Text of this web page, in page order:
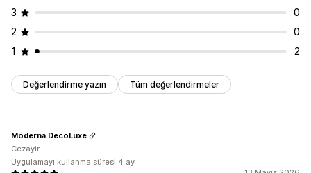
3
0
2
0
1
2
Değerlendirme yazın Tüm değerlendirmeler
Moderna DecoLuxe
Cezayir
Uygulamayı kullanma süresi:4 ay